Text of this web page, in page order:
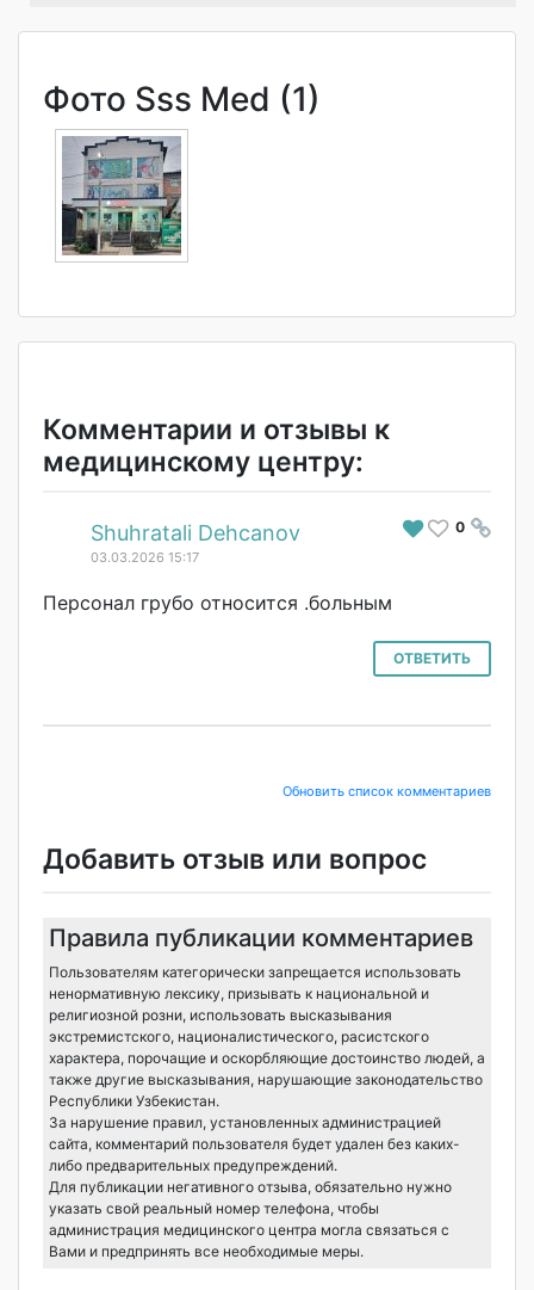
Фото Sss Med (1)
Комментарии и отзывы к
медицинскому центру:
# 0
Shuhratali Dehcanov
03.03.2026 15:17
Персонал грубо относится .больным
ОТВЕТИТЬ
Обновить список комментариев
Добавить отзыв или вопрос
Правила публикации комментариев
Пользователям категорически запрещается использовать
ненормативную лексику, призывать к национальной и
религиозной розни, использовать высказывания
экстремистского, националистического, расистского
характера, порочащие и оскорбляющие достоинство людей, а
также другие высказывания, нарушающие законодательство
Республики Узбекистан.
За нарушение правил, установленных администрацией
сайта, комментарий пользователя будет удален без каких-
либо предварительных предупреждений.
Для публикации негативного отзыва, обязательно нужно
указать свой реальный номер телефона, чтобы
администрация медицинского центра могла связаться с
Вами и предпринять все необходимые меры.